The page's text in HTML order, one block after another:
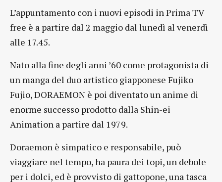
L’appuntamento con i nuovi episodi in Prima TV
free è a partire dal 2 maggio dal lunedì al venerdì
alle 17.45.
Nato alla fine degli anni ’60 come protagonista di
un manga del duo artistico giapponese Fujiko
Fujio, DORAEMON è poi diventato un anime di
enorme successo prodotto dalla Shin-ei
Animation a partire dal 1979.
Doraemon è simpatico e responsabile, può
viaggiare nel tempo, ha paura dei topi, un debole
per i dolci, ed è provvisto di gattopone, una tasca